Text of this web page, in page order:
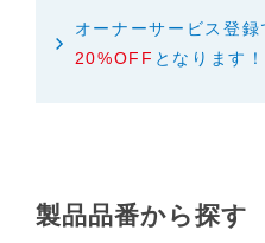
４．本サービスに係わる
本サイトに情報を掲載す
・掲載された情報が常に
オーナーサービス登
20%OFF となります！
製品品番から探す